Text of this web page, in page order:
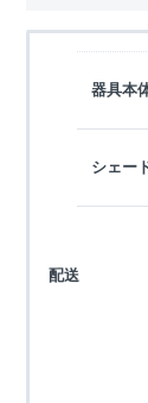
器具本
シェー
配送